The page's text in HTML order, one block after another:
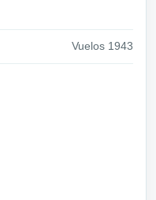
Vuelos 1943